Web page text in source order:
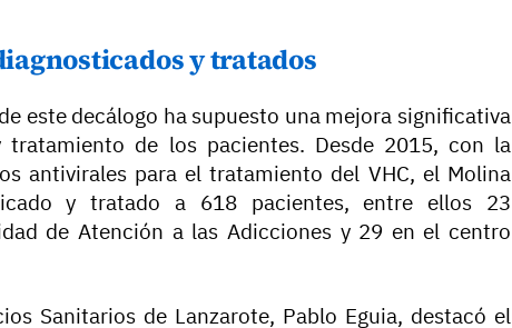
y tratados
este decálogo ha supuesto una mejora significativa
de los pacientes. Desde 2015, con la
antivirales para el tratamiento del VHC, el Molina
y tratado a 618 pacientes, entre ellos 23
de Atención a las Adicciones y 29 en el centro
Sanitarios de Lanzarote, Pablo Eguia, destacó el